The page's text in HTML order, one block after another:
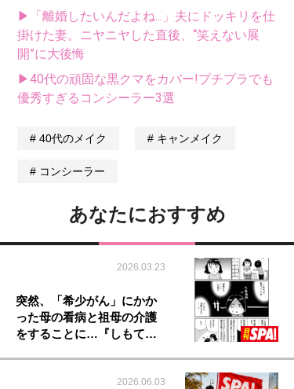
▶「離婚したいんだよね...」夫にドッキリを仕
掛けた妻。ニヤニヤした直後、“笑えない展
開”に大後悔
▶40代の頑固な黒クマをカバー!プチプラでも
優秀すぎるコンシーラー3選
40代のメイク キャンメイク
コンシーラー
あなたにおすすめ
2026.03.23
突然、「希少がん」にかか
った母の看病と祖母の介護
をすることに…『しもて…
2026.06.03